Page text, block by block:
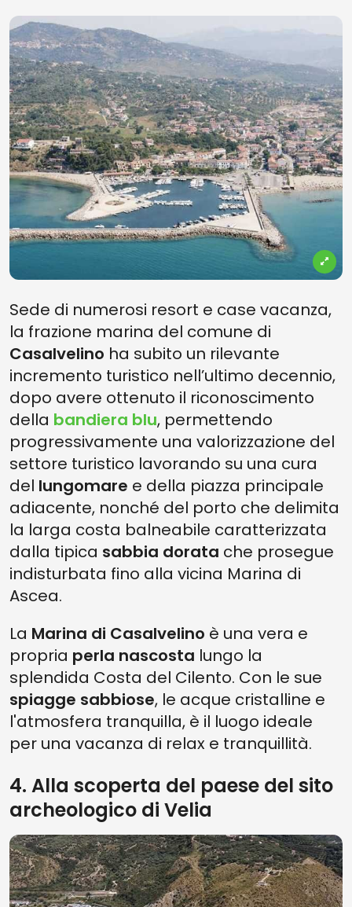
Sede di numerosi resort e case vacanza,
la frazione marina del comune di
Casalvelino ha subito un rilevante
incremento turistico nell’ultimo decennio,
dopo avere ottenuto il riconoscimento
della bandiera blu, permettendo
progressivamente una valorizzazione del
settore turistico lavorando su una cura
del lungomare e della piazza principale
adiacente, nonché del porto che delimita
la larga costa balneabile caratterizzata
dalla tipica sabbia dorata che prosegue
indisturbata fino alla vicina Marina di
Ascea.
La Marina di Casalvelino è una vera e
propria perla nascosta lungo la
splendida Costa del Cilento. Con le sue
spiagge sabbiose, le acque cristalline e
l'atmosfera tranquilla, è il luogo ideale
per una vacanza di relax e tranquillità.
4. Alla scoperta del paese del sito
archeologico di Velia